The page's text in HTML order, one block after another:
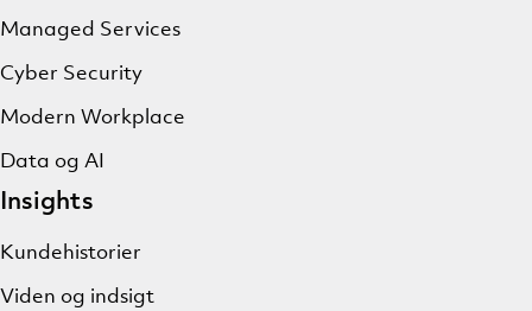
Managed Services
Cyber Security
Modern Workplace
Data og AI
Insights
Kundehistorier
Viden og indsigt